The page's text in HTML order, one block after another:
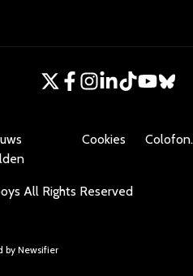
Cookies Colofon.
All Rights Reserved
by Newsifier